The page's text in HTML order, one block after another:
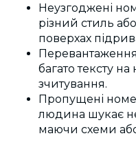
Неузгоджені
різний стиль
поверхах
багато тексту
зчитування.
Пропущені
людина шукає
маючи схеми